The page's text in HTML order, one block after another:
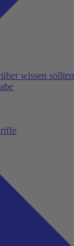
wissen sollten